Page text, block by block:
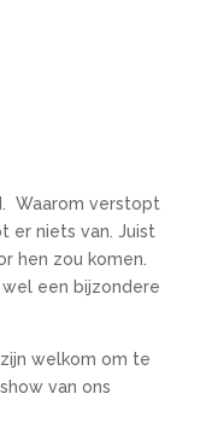
Waarom verstopt
er niets van. Juist
hen zou komen.
een bijzondere
welkom om te
van ons